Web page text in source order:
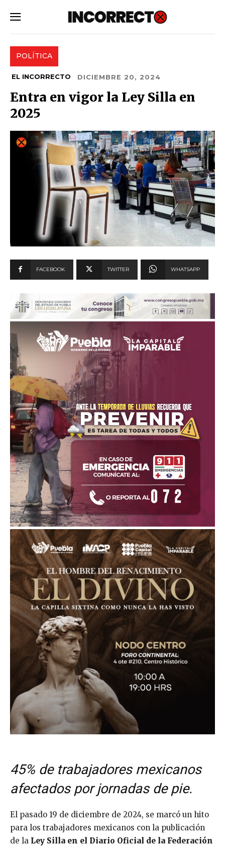
POLÍTICA
EL INCORRECTO DICIEMBRE 20, 2024
Entra en vigor la Ley Silla en
2025
FACEBOOK TWITTER WHATSAPP
45% de trabajadores mexicanos
afectados por jornadas de pie.
El pasado 19 de diciembre de 2024, se marcó un hito
para los trabajadores mexicanos con la publicación
de la Ley Silla en el Diario Oficial de la Federación